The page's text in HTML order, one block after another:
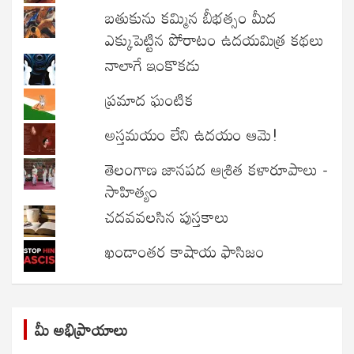
బతుకును కమ్మిన బీభత్సం మీద
ఎక్కుపెట్టిన పోరాటం ఉదయమిత్ర కథలు
నాలాగే ఇంకొకడు
ప్రమాద ఘంటిక
అస్తమయం లేని ఉదయం ఆమె!
తెలంగాణ జానపద ఆశ్రిత కళారూపాలు -
సాహిత్యం
చదవవలసిన పుస్తకాలు
ఖండాంతర కాషాయ ఫాసిజం
మీ అభిప్రాయాలు